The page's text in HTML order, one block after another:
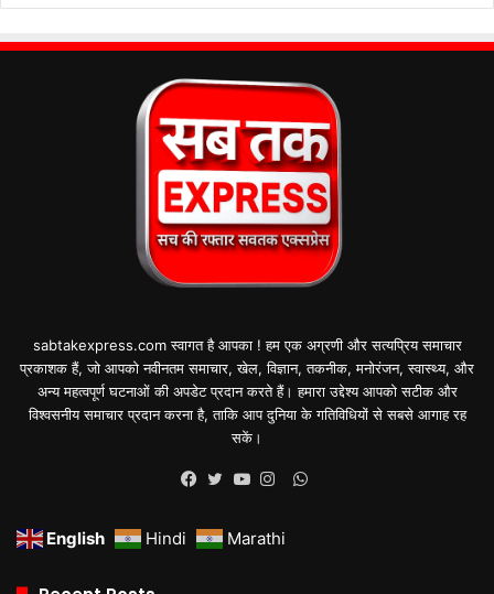
sabtakexpress.com स्वागत है आपका ! हम एक अग्रणी और सत्यप्रिय समाचार
प्रकाशक हैं, जो आपको नवीनतम समाचार, खेल, विज्ञान, तकनीक, मनोरंजन, स्वास्थ्य, और
अन्य महत्वपूर्ण घटनाओं की अपडेट प्रदान करते हैं। हमारा उद्देश्य आपको सटीक और
विश्वसनीय समाचार प्रदान करना है, ताकि आप दुनिया के गतिविधियों से सबसे आगाह रह
सकें।
WhatsApp
English Hindi Marathi